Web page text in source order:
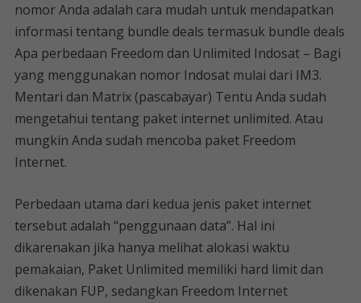
nomor Anda adalah cara mudah untuk mendapatkan
informasi tentang bundle deals termasuk bundle deals
Apa perbedaan Freedom dan Unlimited Indosat – Bagi
yang menggunakan nomor Indosat mulai dari IM3.
Mentari dan Matrix (pascabayar) Tentu Anda sudah
mengetahui tentang paket internet unlimited. Atau
mungkin Anda sudah mencoba paket Freedom
Internet.
Perbedaan utama dari kedua jenis paket internet
tersebut adalah “penggunaan data”. Hal ini
dikarenakan jika hanya melihat alokasi waktu
pemakaian, Paket Unlimited memiliki hard limit dan
dikenakan FUP, sedangkan Freedom Internet